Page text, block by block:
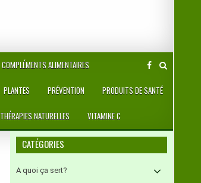
COMPLÉMENTS ALIMENTAIRES
PLANTES PRÉVENTION PRODUITS DE SANTÉ
THÉRAPIES NATURELLES VITAMINE C
CATÉGORIES
A quoi ça sert?